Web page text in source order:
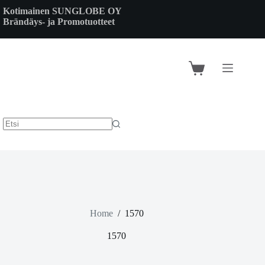
to
content
Kotimainen SUNGLOBE OY
Brändäys- ja Promotuotteet
Shopping
Home / 1570
1570